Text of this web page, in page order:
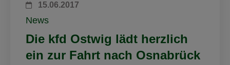
15.06.2017
News
Die kfd Ostwig lädt herzlich
ein zur Fahrt nach Osnabrück